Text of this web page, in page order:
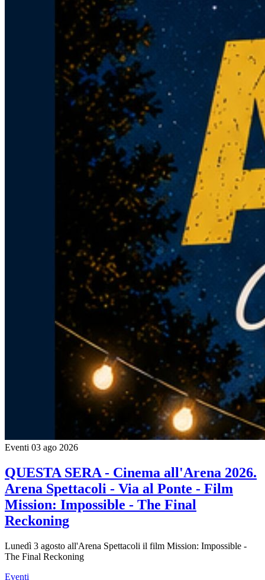
Eventi 03 ago 2026
QUESTA SERA - Cinema all'Arena 2026.
Arena Spettacoli - Via al Ponte - Film
Mission: Impossible - The Final
Reckoning
Lunedì 3 agosto all'Arena Spettacoli il film Mission: Impossible -
The Final Reckoning
Eventi